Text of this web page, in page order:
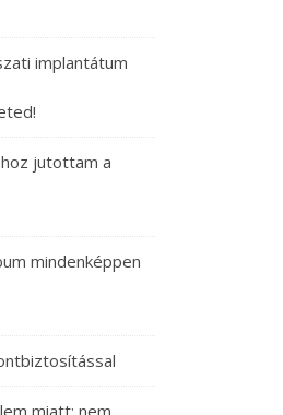
implantátum
jutottam a
mindenképpen
miatt: nem